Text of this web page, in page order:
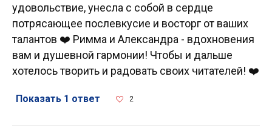
удовольствие, унесла с собой в сердце
потрясающее послевкусие и восторг от ваших
талантов ❤️ Римма и Александра - вдохновения
вам и душевной гармонии! Чтобы и дальше
хотелось творить и радовать своих читателей! ❤️
Показать 1 ответ 2